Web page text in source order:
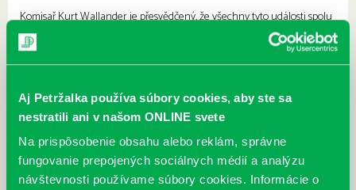
Aj Petržalka používa súbory cookies, aby ste sa
nestratili ani v našom ONLINE svete
Na prispôsobenie obsahu alebo reklám, správne
fungovanie prepojených sociálnych médií a analýzu
návštevnosti používame súbory cookies. Informácie o
Komisař Kurt Wallander je přesvědčený, že všechny tyto události spolu
nějak souvisejí. Jenže stopy vedou k jistému počítači a komisař není
zrovna fanouškem moderní techniky. Musí se spolehnout na jiné, což
se mu vůbec nezamlouvá. Wallander ví, že čas nemilosrdně ubíhá.
kyberprostoru a před policií je neustále o krok napřed…